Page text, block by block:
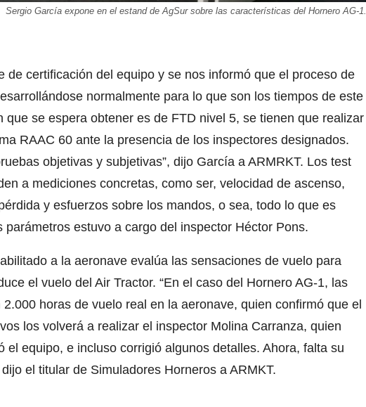
Sergio García expone en el estand de AgSur sobre las características del Hornero AG-1.
de certificación del equipo y se nos informó que el proceso de
normalmente para lo que son los tiempos de este
que se espera obtener es de FTD nivel 5, se tienen que realizar
RAAC 60 ante la presencia de los inspectores designados.
objetivas y subjetivas”, dijo García a ARMRKT. Los test
a mediciones concretas, como ser, velocidad de ascenso,
y esfuerzos sobre los mandos, o sea, todo lo que es
estuvo a cargo del inspector Héctor Pons.
a la aeronave evalúa las sensaciones de vuelo para
el vuelo del Air Tractor. “En el caso del Hornero AG-1, las
horas de vuelo real en la aeronave, quien confirmó que el
los volverá a realizar el inspector Molina Carranza, quien
el equipo, e incluso corrigió algunos detalles. Ahora, falta su
el titular de Simuladores Horneros a ARMKT.